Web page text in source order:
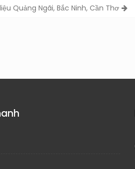
Quảng Ngãi, Bắc Ninh, Cần Thơ